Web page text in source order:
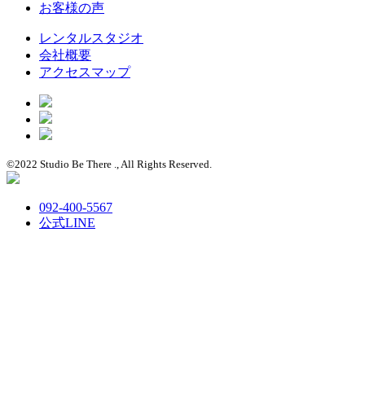
お客様の声
レンタルスタジオ
会社概要
アクセスマップ
©︎2022 Studio Be There ., All Rights Reserved.
092-400-5567
公式LINE